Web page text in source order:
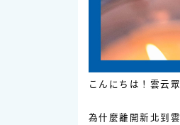
こんにちは！雲云
為什麼離開新北到